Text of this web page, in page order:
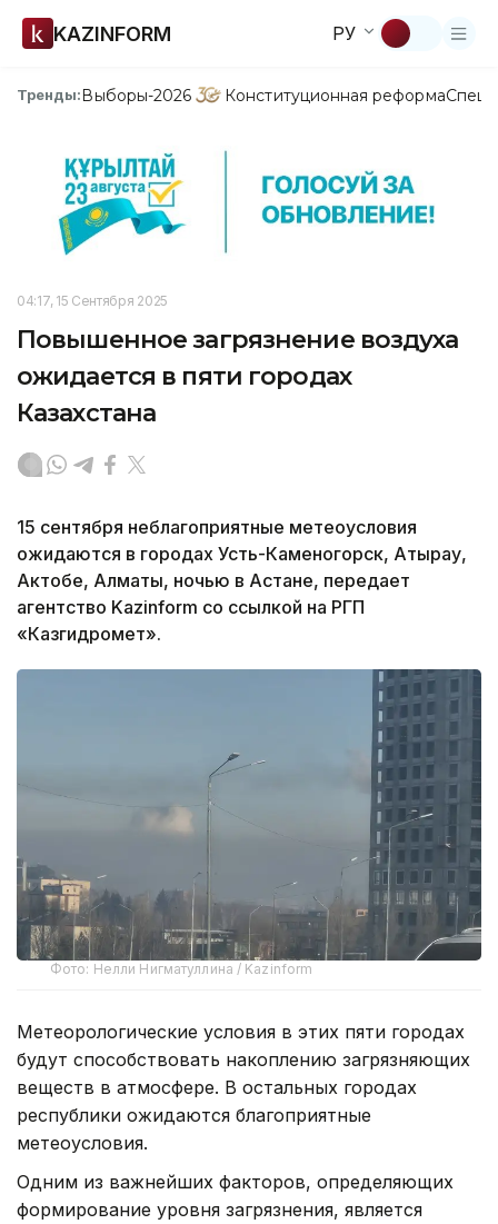
KAZINFORM РУ
Тренды:Выборы-2026 Конституционная реформа
04:17, 15 Сентября 2025
Повышенное загрязнение воздуха
ожидается в пяти городах
Казахстана
15 сентября неблагоприятные метеоусловия
ожидаются в городах Усть-Каменогорск, Атырау,
Актобе, Алматы, ночью в Астане, передает
агентство Kazinform со ссылкой на РГП
«Казгидромет».
Фото: Нелли Нигматуллина / Kazinform
Метеорологические условия в этих пяти городах
будут способствовать накоплению загрязняющих
веществ в атмосфере. В остальных городах
республики ожидаются благоприятные
метеоусловия.
Одним из важнейших факторов, определяющих
формирование уровня загрязнения, является